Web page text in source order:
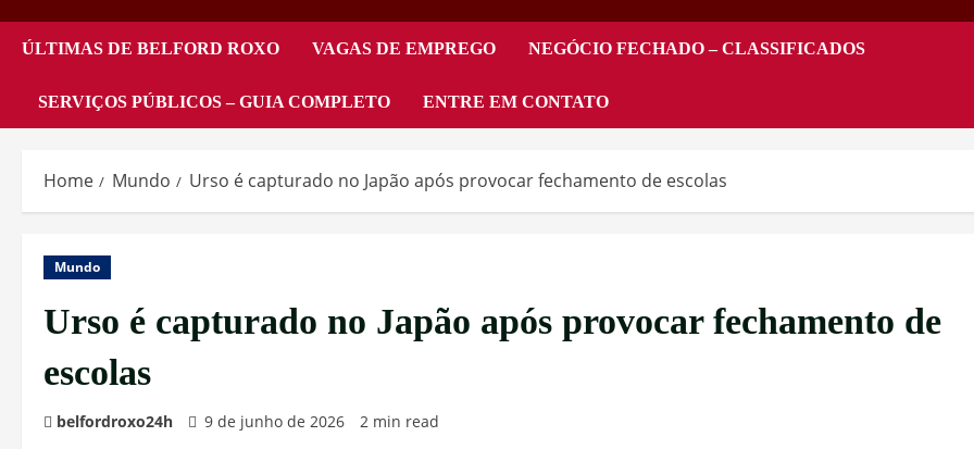
ÚLTIMAS DE BELFORD ROXO VAGAS DE EMPREGO NEGÓCIO FECHADO – CLASSIFICADOS
SERVIÇOS PÚBLICOS – GUIA COMPLETO ENTRE EM CONTATO
Home Mundo Urso é capturado no Japão após provocar fechamento de escolas
Mundo
Urso é capturado no Japão após provocar fechamento de
escolas
belfordroxo24h 9 de junho de 2026 2 min read